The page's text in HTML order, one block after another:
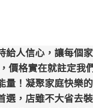
給人信心，讓每個
價格實在就註定我
量！凝聚家庭快樂
選，店雖不大省去